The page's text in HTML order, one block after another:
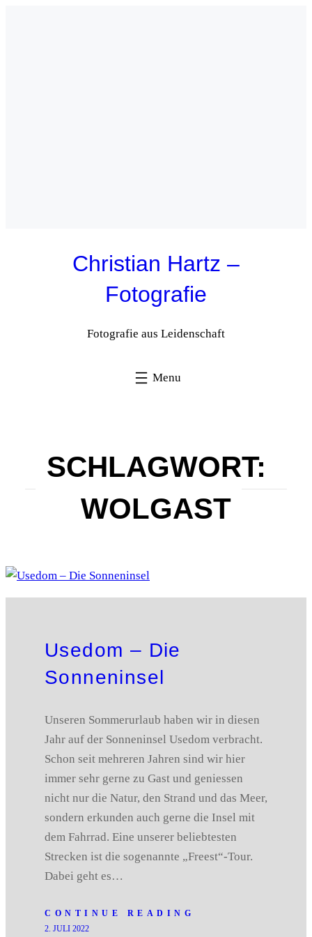
Christian Hartz –
Fotografie
Fotografie aus Leidenschaft
SCHLAGWORT:
WOLGAST
Usedom – Die
Sonneninsel
Unseren Sommerurlaub haben wir in diesen
Jahr auf der Sonneninsel Usedom verbracht.
Schon seit mehreren Jahren sind wir hier
immer sehr gerne zu Gast und geniessen
nicht nur die Natur, den Strand und das Meer,
sondern erkunden auch gerne die Insel mit
dem Fahrrad. Eine unserer beliebtesten
Strecken ist die sogenannte „Freest“-Tour.
Dabei geht es…
CONTINUE READING
2. JULI 2022